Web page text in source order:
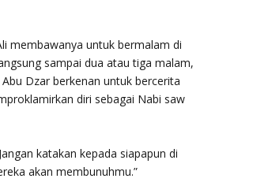
membawanya untuk bermalam di
sampai dua atau tiga malam,
Dzar berkenan untuk bercerita
diri sebagai Nabi saw
katakan kepada siapapun di
akan membunuhmu.”